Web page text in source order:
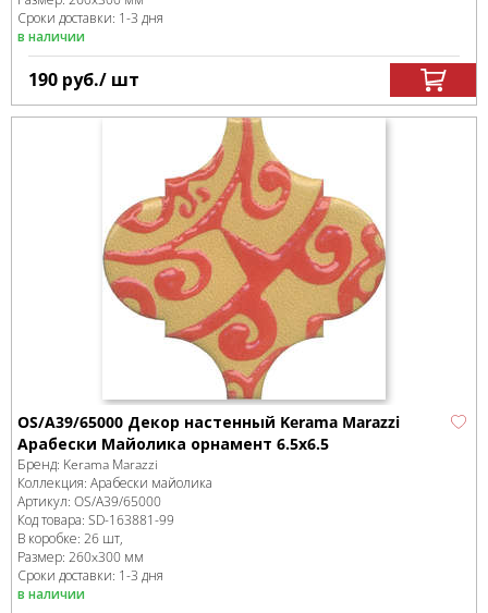
Сроки доставки: 1-3 дня
в наличии
190 руб./ шт
OS/A39/65000 Декор настенный Kerama Marazzi
Арабески Майолика орнамент 6.5x6.5
Бренд: Kerama Marazzi
Коллекция: Арабески майолика
Артикул: OS/A39/65000
Код товара: SD-163881-99
В коробке: 26 шт,
Размер: 260x300 мм
Сроки доставки: 1-3 дня
в наличии